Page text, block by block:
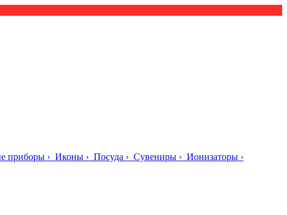
приборы › Иконы › Посуда › Сувениры › Ионизаторы ›